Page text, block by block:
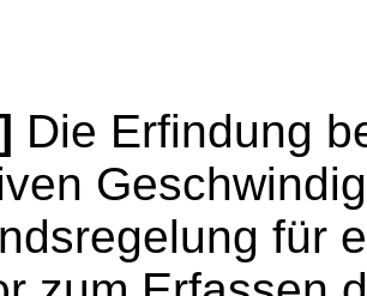
Die Erfindung
für